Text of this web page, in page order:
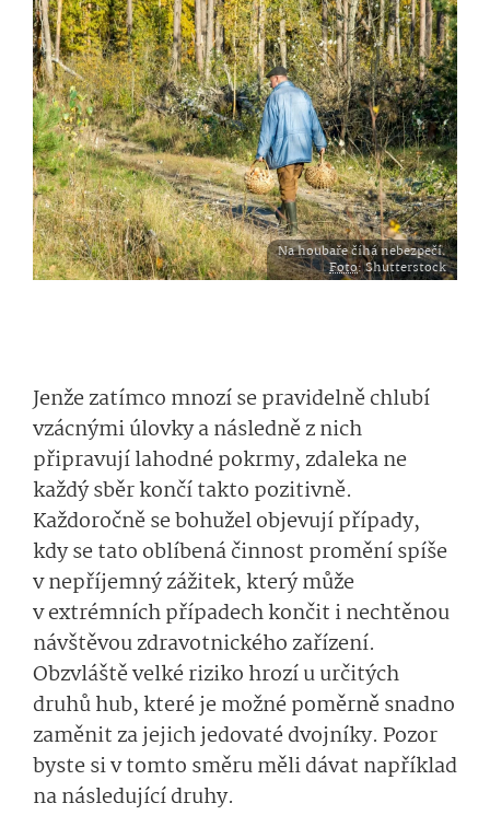
Na houbaře číhá nebezpečí.
Foto: Shutterstock
Jenže zatímco mnozí se pravidelně chlubí
vzácnými úlovky a následně z nich
připravují lahodné pokrmy, zdaleka ne
každý sběr končí takto pozitivně.
Každoročně se bohužel objevují případy,
kdy se tato oblíbená činnost promění spíše
v nepříjemný zážitek, který může
v extrémních případech končit i nechtěnou
návštěvou zdravotnického zařízení.
Obzvláště velké riziko hrozí u určitých
druhů hub, které je možné poměrně snadno
zaměnit za jejich jedovaté dvojníky. Pozor
byste si v tomto směru měli dávat například
na následující druhy.